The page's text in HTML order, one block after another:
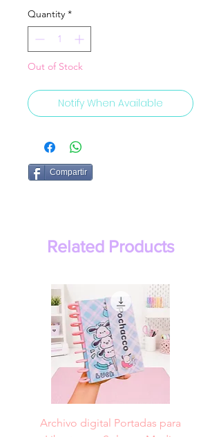
Quantity *
Out of Stock
Notify When Available
Compartir
Related Products
Archivo digital Portadas para